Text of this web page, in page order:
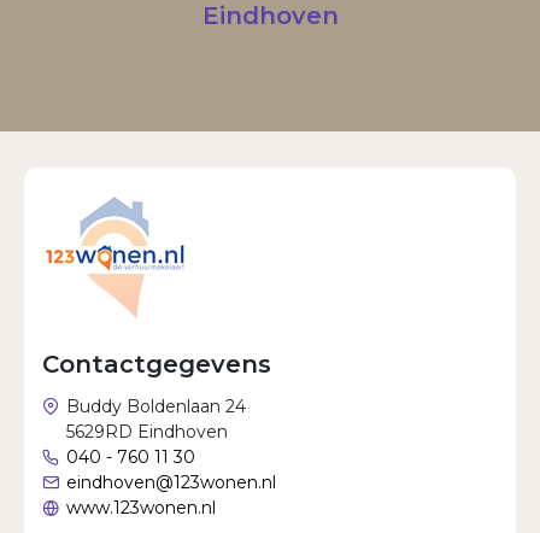
Eindhoven
Contactgegevens
Buddy Boldenlaan 24
5629RD Eindhoven
040 - 760 11 30
eindhoven@123wonen.nl
www.123wonen.nl